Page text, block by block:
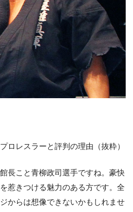
ロレスラーと評判の理由（抜粋）
長こと青柳政司選手ですね。豪快
惹きつける魅力のある方です。全
からは想像できないかもしれませ